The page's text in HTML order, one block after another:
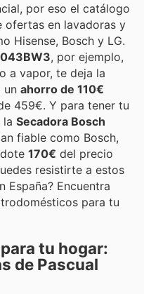
por eso el catálogo
ofertas en lavadoras y
Hisense, Bosch y LG.
, por ejemplo,
a vapor, te deja la
un ahorro de 110€
459€. Y para tener tu
la Secadora Bosch
fiable como Bosch,
170€ del precio
resistirte a estos
España? Encuentra
para tu
tu hogar:
de Pascual